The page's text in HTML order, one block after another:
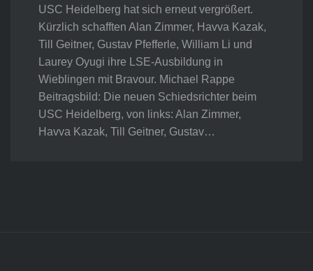
USC Heidelberg hat sich erneut vergrößert.
Kürzlich schafften Alan Zimmer, Havva Kazak,
Till Geitner, Gustav Pfefferle, William Li und
Laurey Oyugi ihre LSE-Ausbildung in
Wieblingen mit Bravour. Michael Rappe
Beitragsbild: Die neuen Schiedsrichter beim
USC Heidelberg, von links: Alan Zimmer,
Havva Kazak, Till Geitner, Gustav…